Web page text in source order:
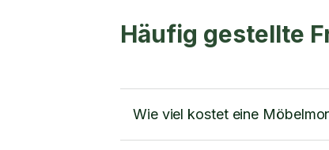
Häufig gestellte
Wie viel kostet eine